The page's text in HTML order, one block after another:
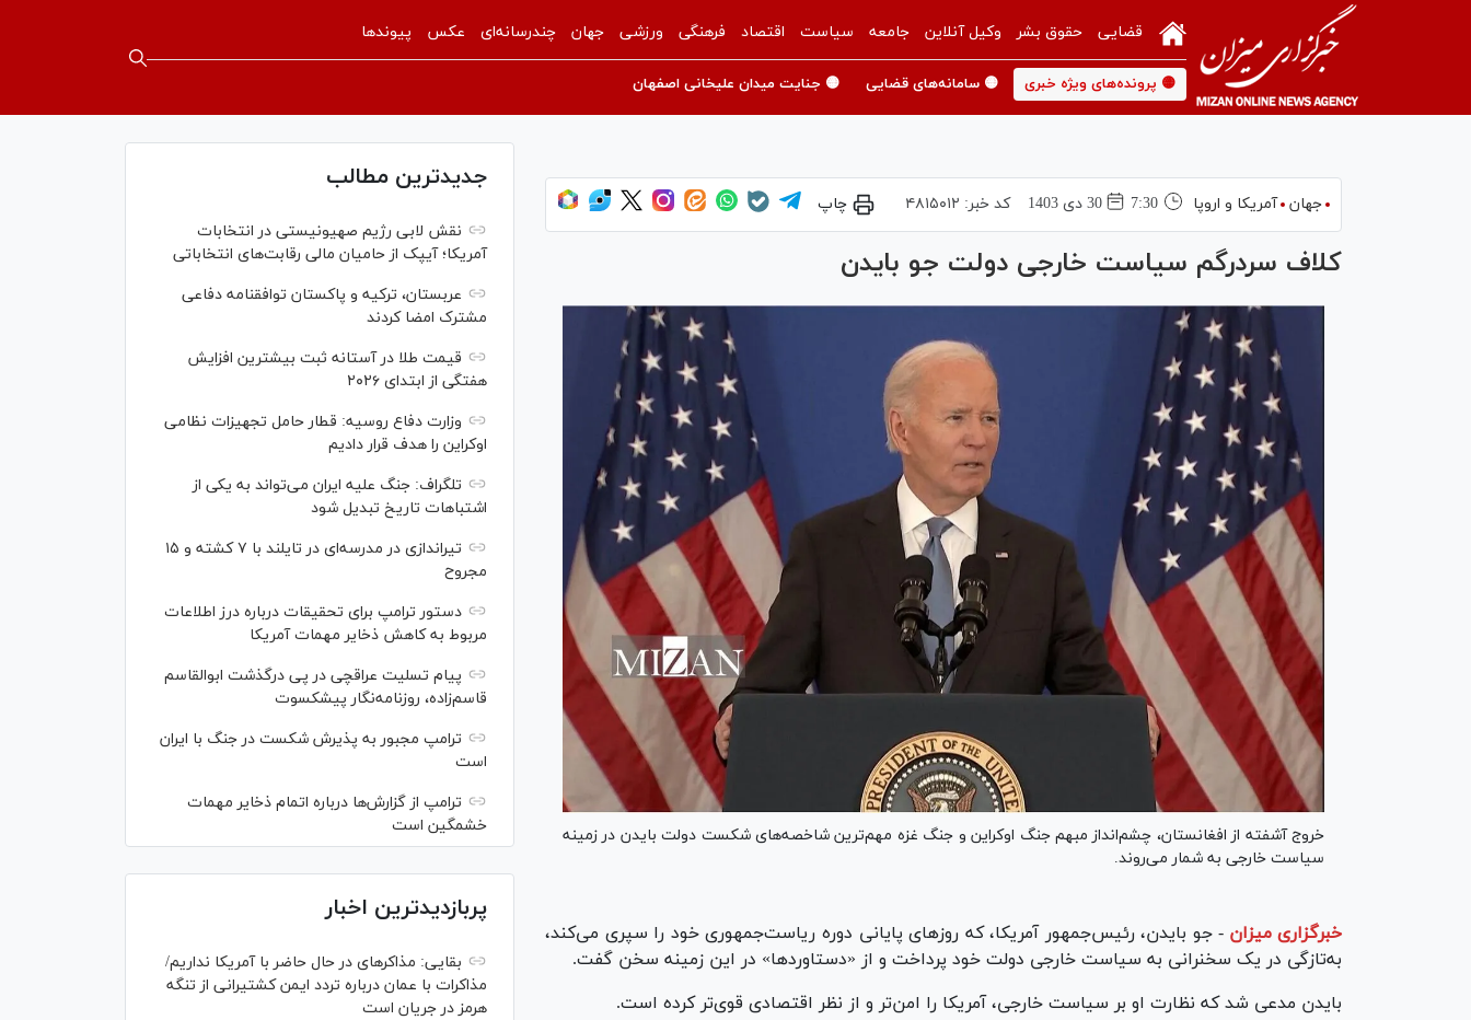
قضایی حقوق بشر وکیل آنلاین جامعه سیاست اقتصاد فرهنگی ورزشی جهان چندرسانه‌ای عکس پیوندها
🟡 پرونده‌های ویژه خبری 🟡 سامانه‌های قضایی 🟡 جنایت میدان علیخانی اصفهان
جهان آمریکا و اروپا 7:30 30 دی 1403 کد خبر: ۴۸۱۵۰۱۲ چاپ
کلاف سردرگم سیاست خارجی دولت جو بایدن
خروج آشفته از افغانستان، چشم‌انداز مبهم جنگ اوکراین و جنگ غزه مهم‌ترین شاخصه‌های شکست دولت بایدن در زمینه
سیاست خارجی به شمار می‌روند.
خبرگزاری میزان - جو بایدن، رئیس‌جمهور آمریکا، که روز‌های پایانی دوره ریاست‌جمهوری خود را سپری می‌کند،
به‌تازگی در یک سخنرانی به سیاست خارجی دولت خود پرداخت و از «دستاوردها» در این زمینه سخن گفت.
بایدن مدعی شد که نظارت او بر سیاست خارجی، آمریکا را امن‌تر و از نظر اقتصادی قوی‌تر کرده است.
جدیدترین مطالب
نقش لابی رژیم صهیونیستی در انتخابات
آمریکا؛ آیپک از حامیان مالی رقابت‌های انتخاباتی
عربستان، ترکیه و پاکستان توافقنامه دفاعی
مشترک امضا کردند
قیمت طلا در آستانه ثبت بیشترین افزایش
هفتگی از ابتدای ۲۰۲۶
وزارت دفاع روسیه: قطار حامل تجهیزات نظامی
اوکراین را هدف قرار دادیم
تلگراف: جنگ علیه ایران می‌تواند به یکی از
اشتباهات تاریخ تبدیل شود
تیراندازی در مدرسه‌ای در تایلند با ۷ کشته و ۱۵
مجروح
دستور ترامپ برای تحقیقات درباره درز اطلاعات
مربوط به کاهش ذخایر مهمات آمریکا
پیام تسلیت عراقچی در پی درگذشت ابوالقاسم
قاسم‌زاده، روزنامه‌نگار پیشکسوت
ترامپ مجبور به پذیرش شکست در جنگ با ایران
است
ترامپ از گزارش‌ها درباره اتمام ذخایر مهمات
خشمگین است
پربازدیدترین اخبار
بقایی: مذاکره‎ای در حال حاضر با آمریکا نداریم/
مذاکرات با عمان درباره تردد ایمن کشتیرانی از تنگه
هرمز در جریان است